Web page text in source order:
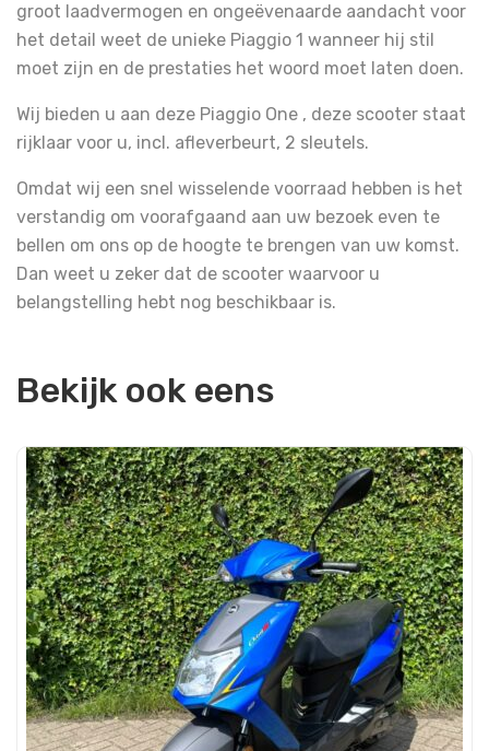
groot laadvermogen en ongeëvenaarde aandacht voor
het detail weet de unieke Piaggio 1 wanneer hij stil
moet zijn en de prestaties het woord moet laten doen.
Wij bieden u aan deze Piaggio One , deze scooter staat
rijklaar voor u, incl. afleverbeurt, 2 sleutels.
Omdat wij een snel wisselende voorraad hebben is het
verstandig om voorafgaand aan uw bezoek even te
bellen om ons op de hoogte te brengen van uw komst.
Dan weet u zeker dat de scooter waarvoor u
belangstelling hebt nog beschikbaar is.
Bekijk ook eens